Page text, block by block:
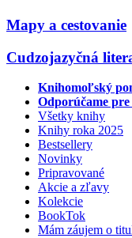
Mapy a cestovanie
Cudzojazyčná
Knihomoľský
Odporúčame pre
Všetky knihy
Knihy roka 2025
Bestsellery
Novinky
Pripravované
Akcie a zľavy
Kolekcie
BookTok
Mám záujem o